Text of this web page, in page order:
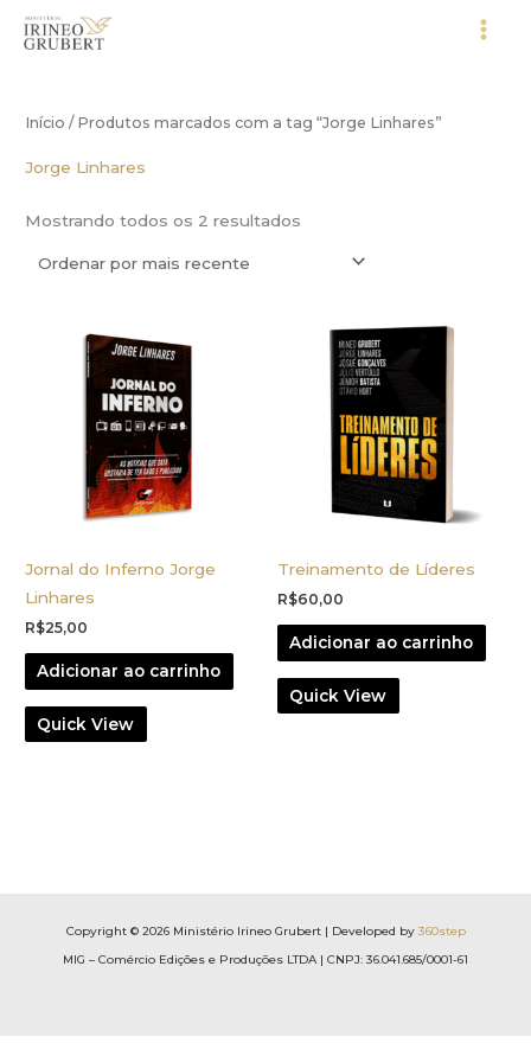
para
Início / Produtos marcados com a tag “Jorge Linhares”
Jorge Linhares
Mostrando todos os 2 resultados
recente
Jornal do Inferno Jorge
Linhares
R$25,00
Adicionar ao carrinho
Quick View
Treinamento de Líderes
R$60,00
Adicionar ao carrinho
Quick View
Copyright © 2026 Ministério Irineo Grubert | Developed by 360step
MIG – Comércio Edições e Produções LTDA | CNPJ: 36.041.685/0001-61